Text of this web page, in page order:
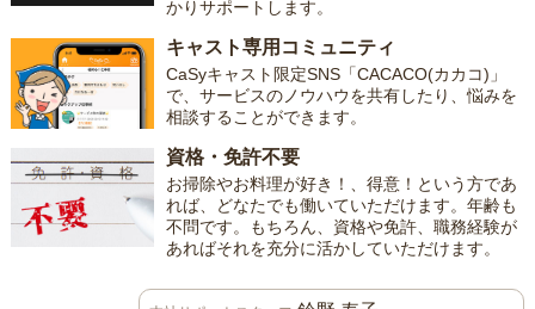
かりサポートします。
キャスト専用コミュニティ
CaSyキャスト限定SNS「CACACO(カカコ)」
で、サービスのノウハウを共有したり、悩みを
相談することができます。
資格・免許不要
お掃除やお料理が好き！、得意！という方であ
れば、どなたでも働いていただけます。年齢も
不問です。もちろん、資格や免許、職務経験が
あればそれを充分に活かしていただけます。